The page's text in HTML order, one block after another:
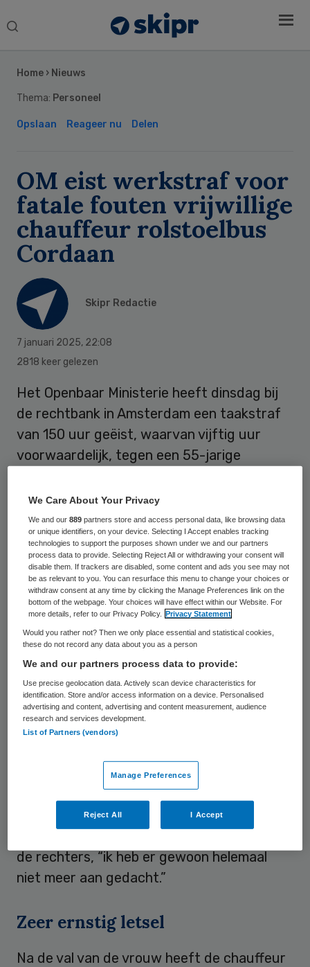
Search
Home › Nieuws
Thema: Personeel
Opslaan Reageer nu Delen
OM eist werkstraf voor
fatale fouten vrijwillige
chauffeur rolstoelbus
Cordaan
Skipr Redactie
7 januari 2025, 22:08
2818 keer gelezen
Het Openbaar Ministerie heeft dinsdag bij
de rechtbank in Amsterdam een taakstraf
van 150 uur geëist, waarvan vijftig uur
voorwaardelijk, tegen een 55-jarige
man vergat op 26 januari in Diemen in zijn
bus een rolstoel vast te zetten en de daarin
zittende 84-jarige vrouw de gordel om te
doen. Toen hij bij een stoplicht optrok,
kieperde de rolstoel achterover en liep de
bejaarde vrouw ernstige verwondingen op.
Zij overleed twee dagen later in
het ziekenhuis.
De betrokken chauffeur, die op vrijwillige
basis werkte, heeft verklaard dat er die dag
veel wind stond en dat het inladen van zijn
dan normaal. Hij vergat uiteindelijk de
rolstoel van het latere slachtoffer te
zekeren, met fatale gevolgen. “Het is een
de rechters, “ik heb er gewoon helemaal
niet meer aan gedacht.”
Zeer ernstig letsel
Na de val van de vrouw heeft de chauffeur
Sidebar
We Care About Your Privacy
We and our889 partners store and access personal data, like browsing data
or unique identifiers, on your device. Selecting I Accept enables tracking
technologies to support the purposes shown under we and our partners
process data to provide. Selecting Reject All or withdrawing your consent will
disable them. If trackers are disabled, some content and ads you see may not
be as relevant to you. You can resurface this menu to change your choices or
withdraw consent at any time by clicking the Manage Preferences link on the
bottom of the webpage. Your choices will have effect within our Website. For
more details, refer to our Privacy Policy.
Privacy Statement
Would you rather not? Then we only place essential and statistical cookies,
these do not record any data about you as a person
We and our partners process data to provide:
Use precise geolocation data. Actively scan device characteristics for
identification. Store and/or access information on a device. Personalised
advertising and content, advertising and content measurement, audience
research and services development.
List of Partners (vendors)
Manage Preferences
Reject All I Accept